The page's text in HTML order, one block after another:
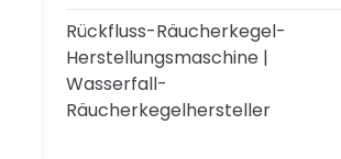
Rückfluss-Räucherkegel-
Herstellungsmaschine |
Wasserfall-
Räucherkegelhersteller